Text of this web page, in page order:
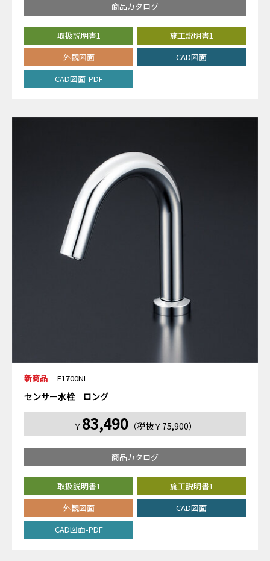
商品カタログ
取扱説明書1
施工説明書1
外観図面
CAD図面
CAD図面-PDF
新商品 E1700NL
センサー水栓 ロング
￥ 83,490（税抜￥75,900）
商品カタログ
取扱説明書1
施工説明書1
外観図面
CAD図面
CAD図面-PDF